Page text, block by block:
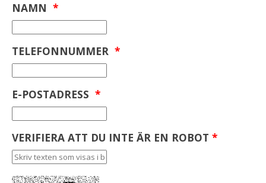
NAMN *
TELEFONNUMMER *
E-POSTADRESS *
VERIFIERA ATT DU INTE ÄR EN ROBOT *